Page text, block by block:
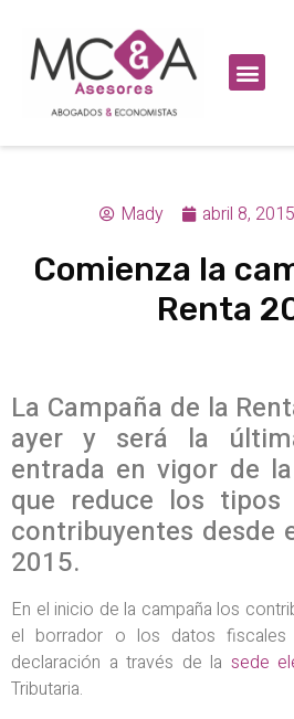
Mady abril 8, 2015
Comienza la
Renta
La Campaña de la
ayer y será la
entrada en vigor de
que reduce los
contribuyentes desde
2015.
En el inicio de la campaña los
el borrador o los datos fiscales
declaración a través de la sede
Tributaria.